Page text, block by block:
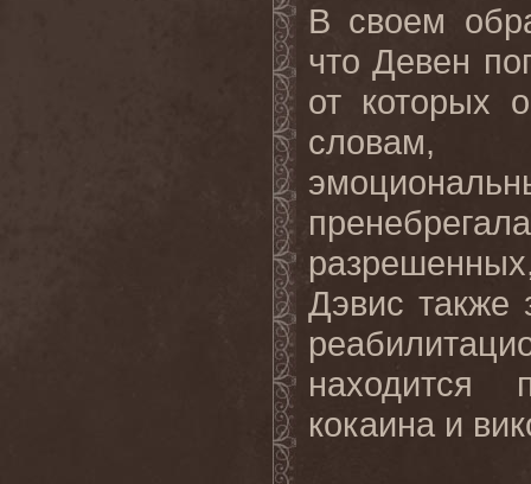
В своем
что Девен
от которых
словам,
Дэвис также
находится
кокаина и